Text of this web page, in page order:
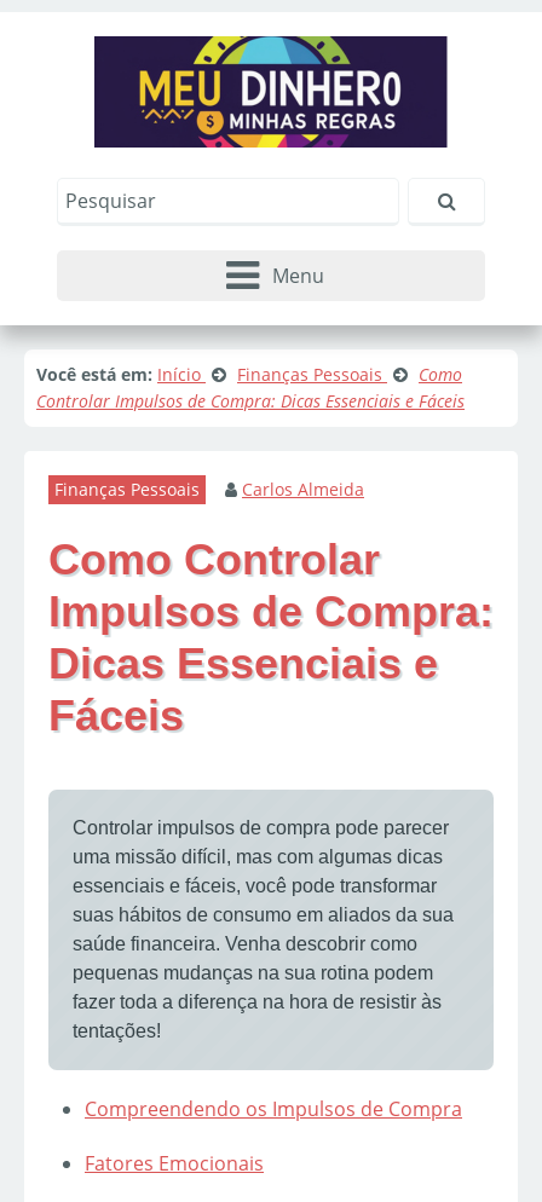
Menu
Você está em: Início Finanças Pessoais
Como
Controlar Impulsos de Compra: Dicas Essenciais e Fáceis
Finanças Pessoais Carlos Almeida
Como Controlar
Impulsos de Compra:
Dicas Essenciais e
Fáceis
Controlar impulsos de compra pode parecer
uma missão difícil, mas com algumas dicas
essenciais e fáceis, você pode transformar
suas hábitos de consumo em aliados da sua
saúde financeira. Venha descobrir como
pequenas mudanças na sua rotina podem
fazer toda a diferença na hora de resistir às
tentações!
Compreendendo os Impulsos de Compra
Fatores Emocionais